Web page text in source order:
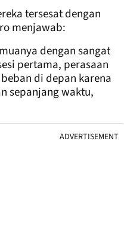
tersesat dengan
menjawab:
dengan sangat
pertama, perasaan
di depan karena
sepanjang waktu,
ADVERTISEMENT